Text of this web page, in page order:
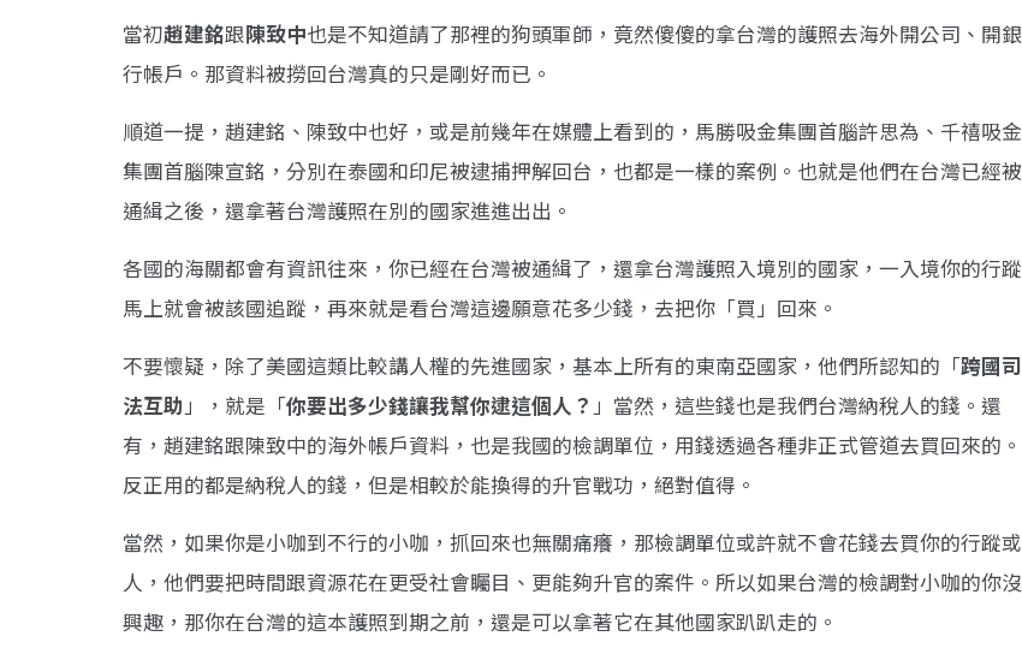
當初趙建銘跟陳致中也是不知道請了那裡的狗頭軍師，竟然傻傻的拿台灣的護照去海外開公司、開銀
行帳戶。那資料被撈回台灣真的只是剛好而已。
順道一提，趙建銘、陳致中也好，或是前幾年在媒體上看到的，馬勝吸金集團首腦許思為、千禧吸金
集團首腦陳宣銘，分別在泰國和印尼被逮捕押解回台，也都是一樣的案例。也就是他們在台灣已經被
通緝之後，還拿著台灣護照在別的國家進進出出。
各國的海關都會有資訊往來，你已經在台灣被通緝了，還拿台灣護照入境別的國家，一入境你的行蹤
馬上就會被該國追蹤，再來就是看台灣這邊願意花多少錢，去把你「買」回來。
不要懷疑，除了美國這類比較講人權的先進國家，基本上所有的東南亞國家，他們所認知的「跨國司
法互助」，就是「你要出多少錢讓我幫你逮這個人？ 」當然，這些錢也是我們台灣納稅人的錢。還
有，趙建銘跟陳致中的海外帳戶資料，也是我國的檢調單位，用錢透過各種非正式管道去買回來的。
反正用的都是納稅人的錢，但是相較於能換得的升官戰功，絕對值得。
當然，如果你是小咖到不行的小咖，抓回來也無關痛癢，那檢調單位或許就不會花錢去買你的行蹤或
人，他們要把時間跟資源花在更受社會矚目、更能夠升官的案件。所以如果台灣的檢調對小咖的你沒
興趣，那你在台灣的這本護照到期之前，還是可以拿著它在其他國家趴趴走的。